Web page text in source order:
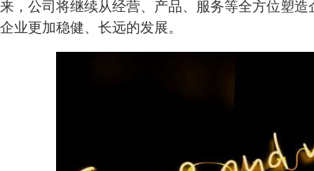
来，公司将继续从经营、产品、服务等全方位塑
企业更加稳健、长远的发展。